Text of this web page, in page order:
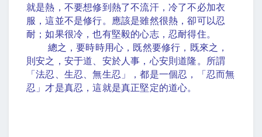
就是熱，不要想修到熱了不流汗，冷了不必加衣
服，這並不是修行。應該是雖然很熱，卻可以忍
耐；如果很冷，也有堅毅的心志，忍耐得住。
總之，要時時用心，既然要修行，既來之，
則安之，安于道、安於人事，心安則道隆。所謂
「法忍、生忍、無生忍」，都是一個忍，「忍而無
忍」才是真忍，這就是真正堅定的道心。